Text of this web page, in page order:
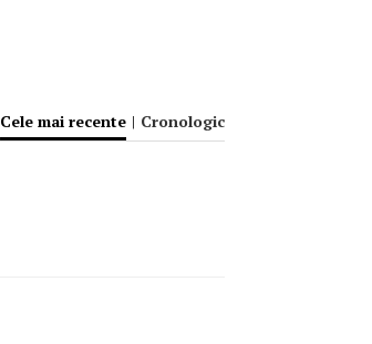
Cele mai recente | Cronologic